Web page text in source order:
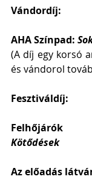
Vándordíj:
AHA Színpad:
(A díj egy korsó
és vándorol
Fesztiváldíj:
Kötődések
Az előadás